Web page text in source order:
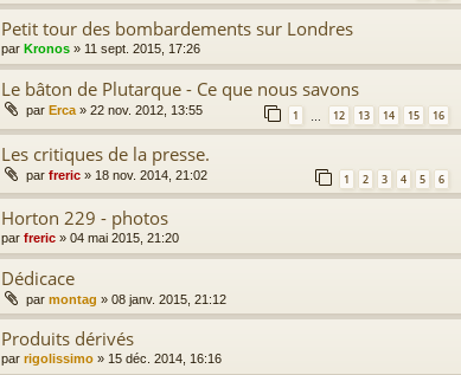
Petit tour des bombardements sur Londres
par Kronos » 11 sept. 2015, 17:26
Le bâton de Plutarque - Ce que nous savons
par Erca» 22 nov. 2012, 13:55 1 12 13 14 15 16
Les critiques de la presse.
par freric » 18 nov. 2014, 21:02 1 2 3 4 5 6
Horton 229 - photos
par freric » 04 mai 2015, 21:20
Dédicace
par montag » 08 janv. 2015, 21:12
Produits dérivés
par rigolissimo » 15 déc. 2014, 16:16